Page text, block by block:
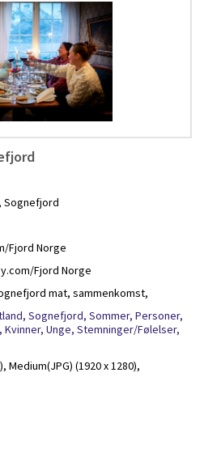
Sognefjord
Fjord Norge
Fjord Norge
mat, sammenkomst,
Sognefjord, Sommer, Personer,
Kvinner, Unge, Stemninger/Følelser,
Medium(JPG) (1920 x 1280),